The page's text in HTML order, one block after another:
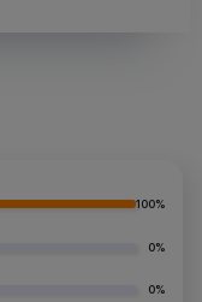
100%
0%
0%